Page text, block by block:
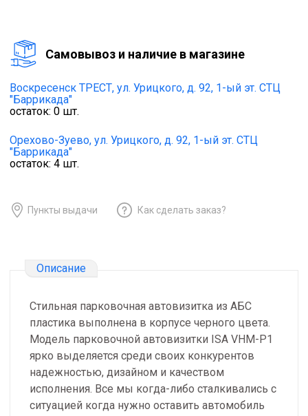
Cамовывоз и наличие в магазине
Воскресенск ТРЕСТ, ул. Урицкого, д. 92, 1-ый эт. СТЦ
"Баррикада"
остаток: 0 шт.
Орехово-Зуево, ул. Урицкого, д. 92, 1-ый эт. СТЦ
"Баррикада"
остаток: 4 шт.
Пункты выдачи Как сделать заказ?
Описание
Стильная парковочная автовизитка из АБС
пластика выполнена в корпусе черного цвета.
Модель парковочной автовизитки ISA VHM-P1
ярко выделяется среди своих конкурентов
надежностью, дизайном и качеством
исполнения. Все мы когда-либо сталкивались с
ситуацией когда нужно оставить автомобиль